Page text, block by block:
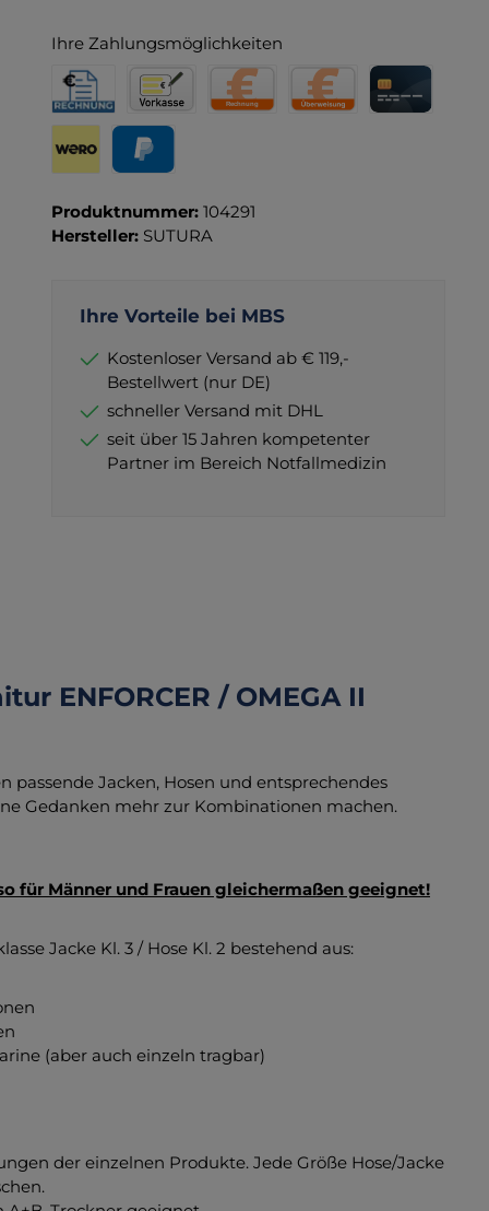
Ihre Zahlungsmöglichkeiten
Rechnung für Behörden
Vorkasse
Produktnummer: 104291
Hersteller: SUTURA
Ihre Vorteile bei MBS
Kostenloser Versand ab € 119,-
Bestellwert (nur DE)
schneller Versand mit DHL
seit über 15 Jahren kompetenter
Partner im Bereich Notfallmedizin
ENFORCER / OMEGA II
Jacken, Hosen und entsprechendes
Gedanken mehr zur Kombinationen machen.
für Männer und Frauen gleichermaßen geeignet!
Jacke Kl. 3 / Hose Kl. 2 bestehend aus:
(aber auch einzeln tragbar)
der einzelnen Produkte. Jede Größe Hose/Jacke